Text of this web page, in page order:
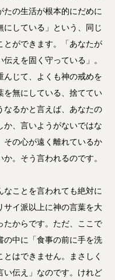
たの生活が根本的にだめに
にしている」という、同じ
とができます。「あなたが
えを固く守っている」。
んじて、よくも神の戒めを
を無にしている、捨ててい
なるかと言えば、あなたの
か、言いようがないではな
その心が遠く離れているか
。そう言われるのです。
なことを言われても絶対に
サイ派以上に神の言葉を大
たからです。ただ、ここで
の中に「食事の前に手を洗
はできません。まさしく
い伝え」なのです。けれど